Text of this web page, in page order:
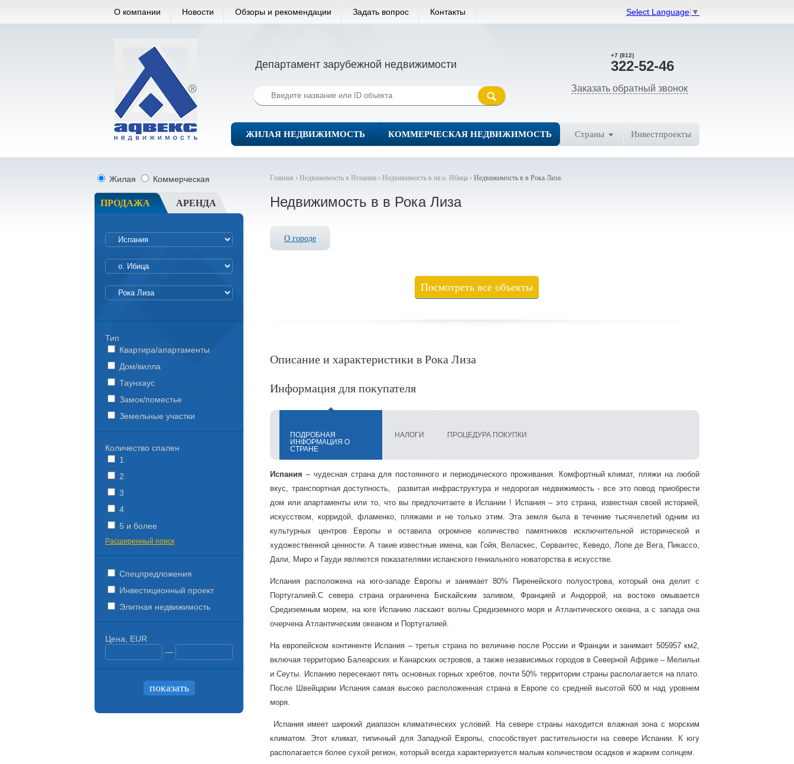
Select Language ▼
О компании Новости Обзоры и рекомендации Задать вопрос Контакты
+7 (812)
322-52-46
Заказать обратный звонок
Департамент зарубежной недвижимости
ЖИЛАЯ НЕДВИЖИМОСТЬ КОММЕРЧЕСКАЯ НЕДВИЖИМОСТЬ Страны Инвестпроекты
Главная › Недвижимость в Испании › Недвижимость в на о. Ибица › Недвижимость в в Рока Лиза
Недвижимость в в Рока Лиза
О городе
Посмотреть все объекты
Описание и характеристики в Рока Лиза
Информация для покупателя
ПОДРОБНАЯ
ИНФОРМАЦИЯ О
СТРАНЕ
НАЛОГИ ПРОЦЕДУРА ПОКУПКИ
Испания – чудесная страна для постоянного и периодического проживания. Комфортный климат, пляжи на любой
вкус, транспортная доступность, развитая инфраструктура и недорогая недвижимость - все это повод приобрести
дом или апартаменты или то, что вы предпочитаете в Испании ! Испания – это страна, известная своей историей,
искусством, корридой, фламенко, пляжами и не только этим. Эта земля была в течение тысячелетий одним из
культурных центров Европы и оставила огромное количество памятников исключительной исторической и
художественной ценности. А такие известные имена, как Гойя, Веласкес, Сервантес, Кеведо, Лопе де Вега, Пикассо,
Дали, Миро и Гауди являются показателями испанского гениального новаторства в искусстве.
Испания расположена на юго-западе Европы и занимает 80% Пиренейского полуострова, который она делит с
Португалией.С севера страна ограничена Бискайским заливом, Францией и Андоррой, на востоке омывается
Средиземным морем, на юге Испанию ласкают волны Средиземного моря и Атлантического океана, а с запада она
очерчена Атлантическим океаном и Португалией.
На европейском континенте Испания – третья страна по величине после России и Франции и занимает 505957 км2,
включая территорию Балеарских и Канарских островов, а также независимых городов в Северной Африке – Мелильи
и Сеуты. Испанию пересекают пять основных горных хребтов, почти 50% территории страны располагается на плато.
После Швейцарии Испания самая высоко расположенная страна в Европе со средней высотой 600 м над уровнем
моря.
Испания имеет широкий диапазон климатических условий. На севере страны находится влажная зона с морским
климатом. Этот климат, типичный для Западной Европы, способствует растительности на севере Испании. К югу
располагается более сухой регион, который всегда характеризуется малым количеством осадков и жарким солнцем.
Жилая Коммерческая
ПРОДАЖА АРЕНДА
Тип
Квартира/апартаменты
Дом/вилла
Таунхаус
Замок/поместье
Земельные участки
Количество спален
1
2
3
4
5 и более
Расширенный поиск
Спецпредложения
Инвестиционный проект
Элитная недвижимость
Цена, EUR
—